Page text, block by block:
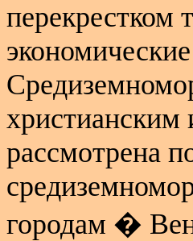
перекрестком
рассмотрена
городам �